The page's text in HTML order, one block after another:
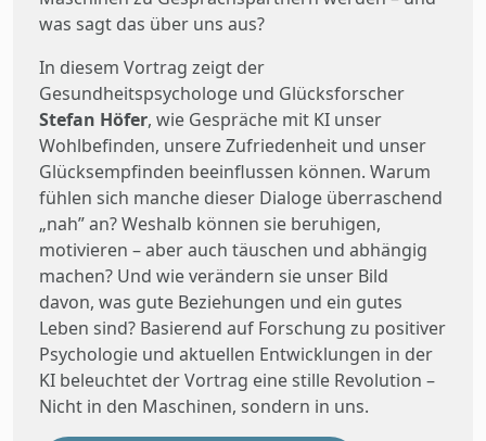
was sagt das über uns aus?
In diesem Vortrag zeigt der
Gesundheitspsychologe und Glücksforscher
Stefan Höfer, wie Gespräche mit KI unser
Wohlbefinden, unsere Zufriedenheit und unser
Glücksempfinden beeinflussen können. Warum
fühlen sich manche dieser Dialoge überraschend
„nah” an? Weshalb können sie beruhigen,
motivieren – aber auch täuschen und abhängig
machen? Und wie verändern sie unser Bild
davon, was gute Beziehungen und ein gutes
Leben sind? Basierend auf Forschung zu positiver
Psychologie und aktuellen Entwicklungen in der
KI beleuchtet der Vortrag eine stille Revolution –
Nicht in den Maschinen, sondern in uns.